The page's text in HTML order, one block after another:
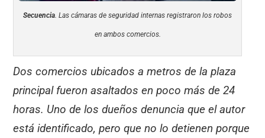
Secuencia . Las cámaras de seguridad internas registraron los robos
en ambos comercios.
Dos comercios ubicados a metros de la plaza
principal fueron asaltados en poco más de 24
horas. Uno de los dueños denuncia que el autor
está identificado, pero que no lo detienen porque